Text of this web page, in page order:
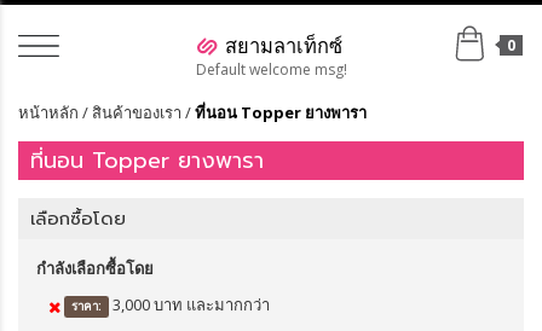
Default welcome msg!
0
หน้าหลัก / สินค้าของเรา /ที่นอน Topper ยางพารา
ที่นอน Topper ยางพารา
เลือกซื้อโดย
กำลังเลือกซื้อโดย
ราคา:
3,000 บาท และมากกว่า